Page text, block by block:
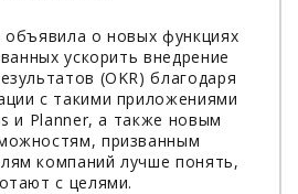
о новых функциях
ускорить внедрение
(OKR) благодаря
с такими приложениями
и Planner, а также новым
призванным
компаний лучше понять,
с целями.